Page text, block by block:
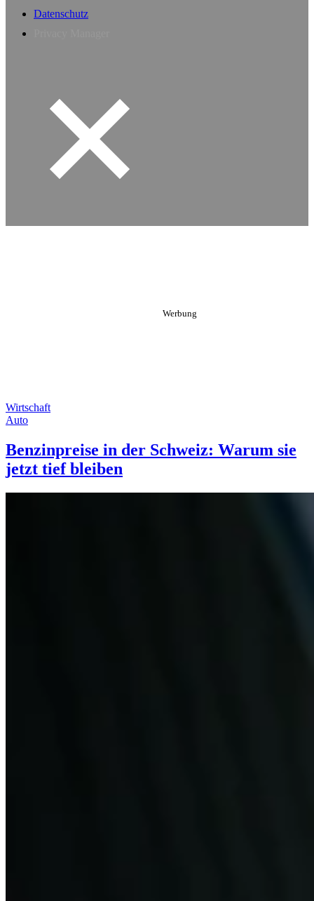
Datenschutz
Wirtschaft
Auto
Benzinpreise in der Schweiz: Warum sie
jetzt tief bleiben